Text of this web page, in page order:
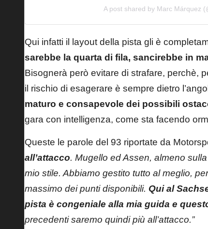
A post shared by Marc Márquez
Qui infatti il layout della pista gli è
sarebbe la quarta di fila, sancirebbe in
Bisognerà però evitare di strafare, perchè,
il rischio di esagerare è sempre dietro
maturo e consapevole dei possibili
gara con intelligenza, come sta facendo
Queste le parole del 93 riportate da
all’attacco. Mugello ed Assen, almeno
mio stile. Abbiamo gestito tutto al meglio,
massimo dei punti disponibili. Qui al
pista è congeniale alla mia guida e
precedenti saremo quindi più all’attacco.”